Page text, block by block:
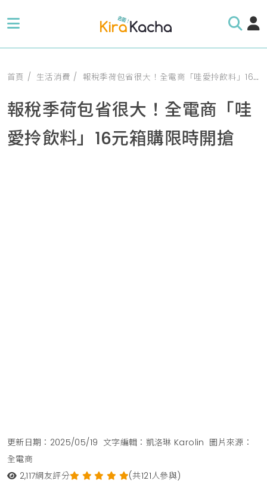
首頁 生活消費 報稅季荷包省很大！全電商「哇愛拎飲料」16元箱購限時開搶
報稅季荷包省很大！全電商「哇
愛拎飲料」16元箱購限時開搶
更新日期：2025/05/19 文字編輯：凱洛琳 Karolin 圖片來源：
全電商
2,117網友評分 (共121人參與)